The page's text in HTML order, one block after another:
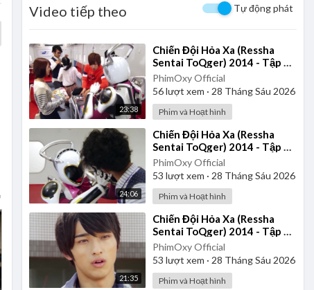
Video tiếp theo Tự động phát
23:38
⁣Chiến Đội Hỏa Xa (Ressha
Sentai ToQger) 2014 - Tập 37
| Thuyết Minh
PhimOxy Official
56lượt xem · 28 Tháng Sáu 2026
Phim và Hoạt hình
24:06
⁣Chiến Đội Hỏa Xa (Ressha
Sentai ToQger) 2014 - Tập 24
| Thuyết Minh
PhimOxy Official
53 lượt xem · 28 Tháng Sáu 2026
Phim và Hoạt hình
21:35
⁣Chiến Đội Hỏa Xa (Ressha
Sentai ToQger) 2014 - Tập 33
| Thuyết Minh
PhimOxy Official
53 lượt xem · 28 Tháng Sáu 2026
Phim và Hoạt hình